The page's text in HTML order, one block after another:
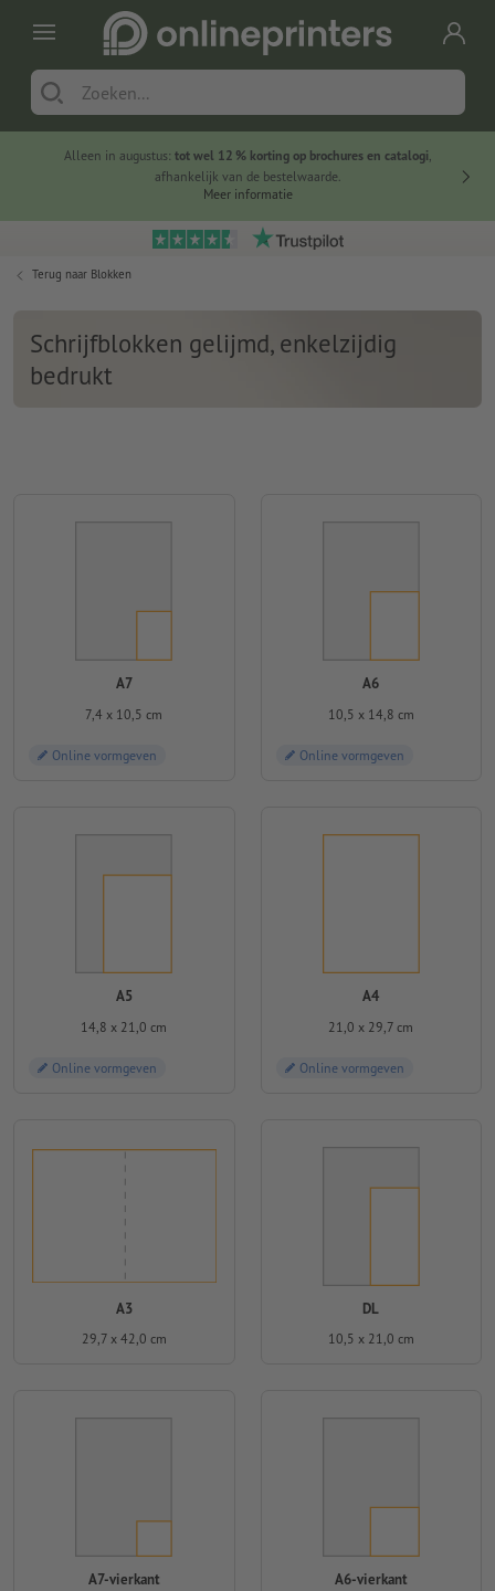
Alleen in augustus: tot wel 12 % korting op brochures en catalogi,
afhankelijk van de bestelwaarde.
Meer informatie
Terug naar Blokken
Schrijfblokken gelijmd, enkelzijdig
bedrukt
A7
7,4 x 10,5 cm
Online vormgeven
A6
10,5 x 14,8 cm
Online vormgeven
A5
14,8 x 21,0 cm
Online vormgeven
A4
21,0 x 29,7 cm
Online vormgeven
A3
29,7 x 42,0 cm
DL
10,5 x 21,0 cm
A7-vierkant A6-vierkant